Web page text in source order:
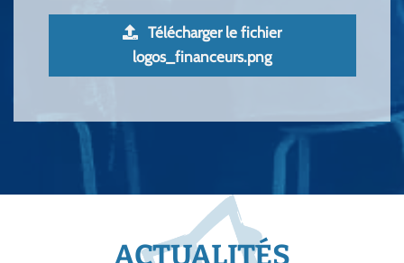
Télécharger le fichier
logos_financeurs.png
ACTUALITÉS